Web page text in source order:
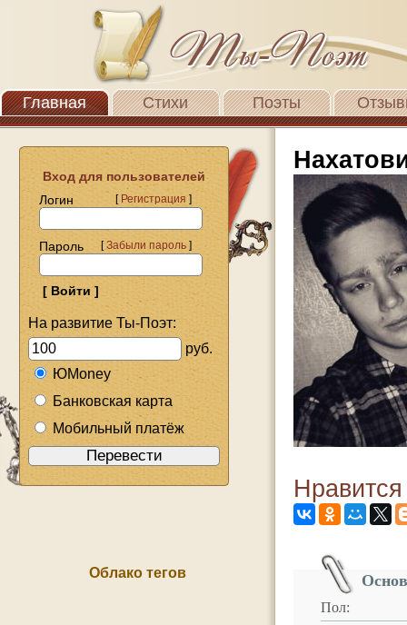
Главная Стихи Поэты
Вход для пользователей
Логин
[Регистрация]
Пароль [Забыли пароль]
На развитие Ты-Поэт:
руб.
ЮMoney
Банковская карта
Мобильный платёж
Облако тегов
Пол: